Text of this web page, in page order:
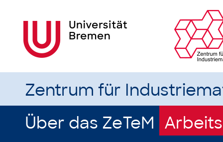
Zentrum für
Über das ZeTeM